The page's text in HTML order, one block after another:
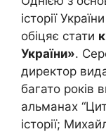
історії
обіцяє стати
України».
директор
багато років
альманах
історії;